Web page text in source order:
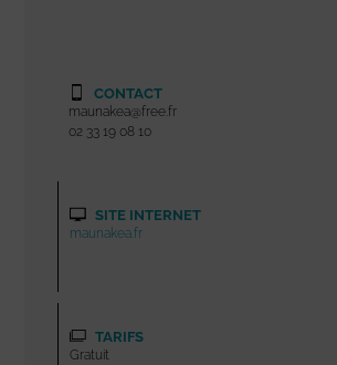
CONTACT
maunakea@free.fr
02 33 19 08 10
SITE INTERNET
maunakea.fr
TARIFS
Gratuit